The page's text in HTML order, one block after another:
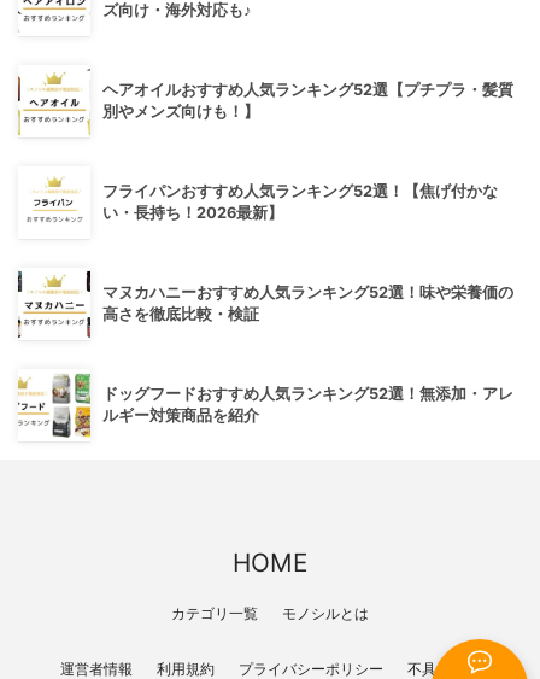
ズ向け・海外対応も♪
ヘアオイルおすすめ人気ランキング52選【プチプラ・髪質
別やメンズ向けも！】
フライパンおすすめ人気ランキング52選！【焦げ付かな
い・長持ち！2026最新】
マヌカハニーおすすめ人気ランキング52選！味や栄養価の
高さを徹底比較・検証
ドッグフードおすすめ人気ランキング52選！無添加・アレ
ルギー対策商品を紹介
HOME
カテゴリ一覧 モノシルとは
運営者情報 利用規約 プライバシーポリシー 不具合報告